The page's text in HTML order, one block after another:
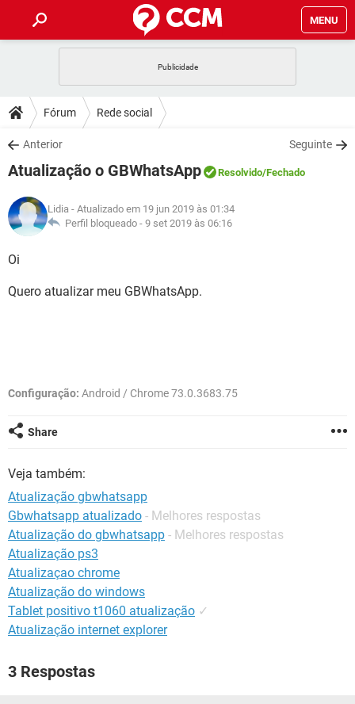
MENU
CELULAR
OUTLOOK
INSTAGRAM GMAIL
GUIA DE COMPRAS
DICAS
JOGOS
INSTAGRAM GMAIL
GUIA DE COMPRAS
DOWNLOADS
JOGOS WHATSAPP
CELULAR
OUTLOOK EXCEL
INSTAGRAM
JOGOS WHATSAPP
CELULAR
OUTLOOK
INSTAGRAM GMAIL
GLOSSÁRIO
JOGOS
Fórum Rede social
Anterior Seguinte
Atualização o GBWhatsApp Resolvido/Fechado
Lidia - Atualizado em 19 jun 2019 às 01:34
Perfil bloqueado - 9 set 2019 às 06:16
Oi
Quero atualizar meu GBWhatsApp.
Configuração: Android / Chrome 73.0.3683.75
Share
Veja também:
Atualização gbwhatsapp
Gbwhatsapp atualizado - Melhores respostas
Atualização do gbwhatsapp - Melhores respostas
Atualização ps3
Atualizaçao chrome
Atualização do windows
Tablet positivo t1060 atualização ✓
Atualização internet explorer
3 Respostas